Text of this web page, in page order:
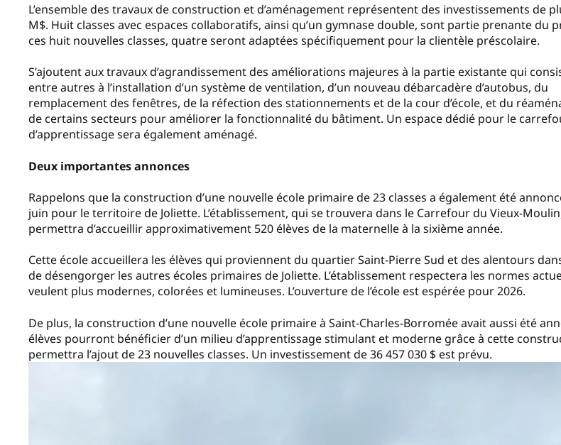
L’ensemble des travaux de construction et d’aménagement représentent des investissements de
M$. Huit classes avec espaces collaboratifs, ainsi qu’un gymnase double, sont partie prenante du
ces huit nouvelles classes, quatre seront adaptées spécifiquement pour la clientèle préscolaire.
S’ajoutent aux travaux d’agrandissement des améliorations majeures à la partie existante qui
entre autres à l’installation d’un système de ventilation, d’un nouveau débarcadère d’autobus, du
remplacement des fenêtres, de la réfection des stationnements et de la cour d’école, et du
de certains secteurs pour améliorer la fonctionnalité du bâtiment. Un espace dédié pour le
d’apprentissage sera également aménagé.
Deux importantes annonces
Rappelons que la construction d’une nouvelle école primaire de 23 classes a également été
juin pour le territoire de Joliette. L’établissement, qui se trouvera dans le Carrefour du Vieux-
permettra d’accueillir approximativement 520 élèves de la maternelle à la sixième année.
Cette école accueillera les élèves qui proviennent du quartier Saint-Pierre Sud et des alentours
de désengorger les autres écoles primaires de Joliette. L’établissement respectera les normes
veulent plus modernes, colorées et lumineuses. L’ouverture de l’école est espérée pour 2026.
De plus, la construction d’une nouvelle école primaire à Saint-Charles-Borromée avait aussi été
élèves pourront bénéficier d’un milieu d’apprentissage stimulant et moderne grâce à cette
permettra l’ajout de 23 nouvelles classes. Un investissement de 36 457 030 $ est prévu.